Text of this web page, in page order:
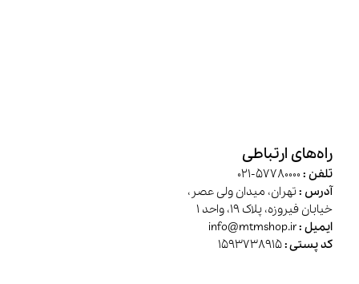
راه‌های ارتباطی
تلفن :57780000-021
آدرس :تهران، میدان ولی عصر،
خیابان فیروزه، پلاک 19، واحد 1
ایمیل :info@mtmshop.ir
کد پستی :1593738915